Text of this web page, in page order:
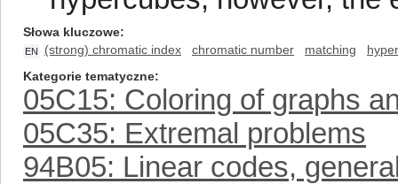
Słowa kluczowe
EN (strong) chromatic index chromatic number matching
Kategorie tematyczne
05C15: Coloring of graphs
05C35: Extremal problems
94B05: Linear codes,